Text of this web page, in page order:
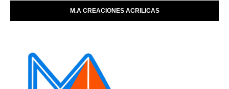
M.A CREACIONES ACRILICAS